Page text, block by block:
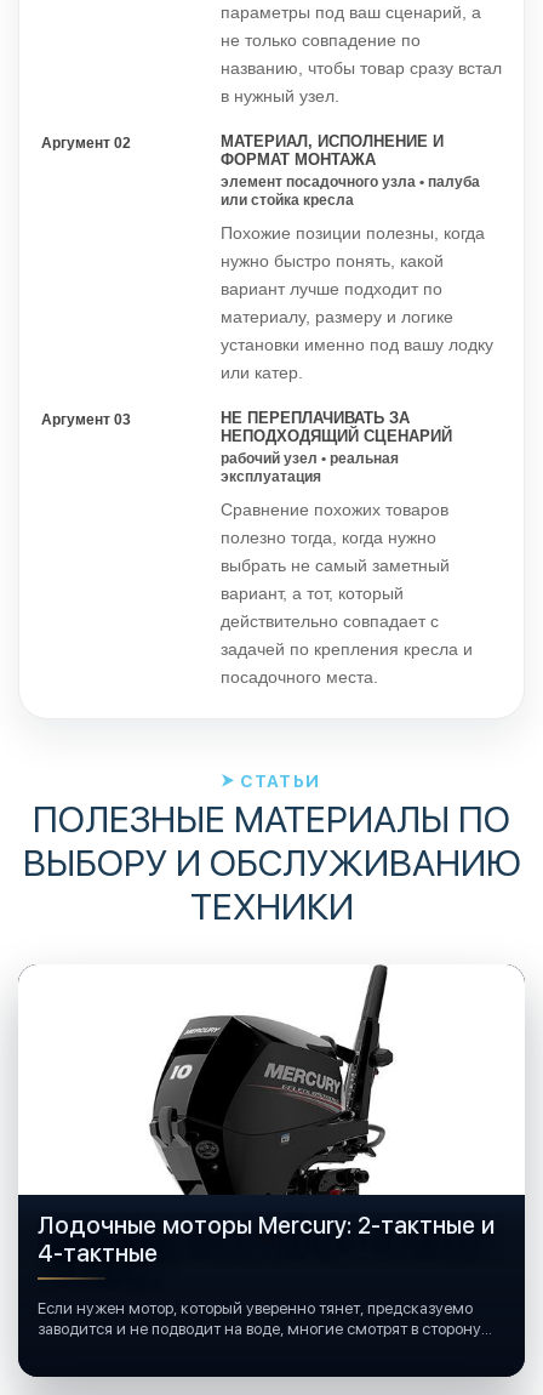
параметры под ваш сценарий, а
не только совпадение по
названию, чтобы товар сразу встал
в нужный узел.
Аргумент 02
МАТЕРИАЛ, ИСПОЛНЕНИЕ И
ФОРМАТ МОНТАЖА
элемент посадочного узла • палуба
или стойка кресла
Похожие позиции полезны, когда
нужно быстро понять, какой
вариант лучше подходит по
материалу, размеру и логике
установки именно под вашу лодку
или катер.
Аргумент 03
НЕ ПЕРЕПЛАЧИВАТЬ ЗА
НЕПОДХОДЯЩИЙ СЦЕНАРИЙ
рабочий узел • реальная
эксплуатация
Сравнение похожих товаров
полезно тогда, когда нужно
выбрать не самый заметный
вариант, а тот, который
действительно совпадает с
задачей по крепления кресла и
посадочного места.
СТАТЬИ
ПОЛЕЗНЫЕ МАТЕРИАЛЫ ПО
ВЫБОРУ И ОБСЛУЖИВАНИЮ
ТЕХНИКИ
Лодочные моторы Mercury: 2-тактные и
4-тактные
Если нужен мотор, который уверенно тянет, предсказуемо
заводится и не подводит на воде, многие смотрят в сторону